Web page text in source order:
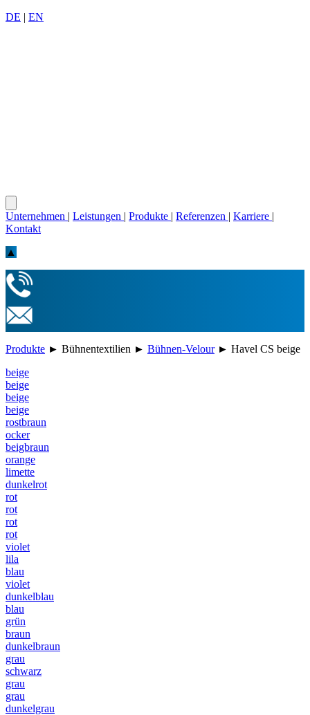
DE | EN
Unternehmen | Leistungen | Produkte | Referenzen | Karriere |
Kontakt
▲
Produkte ► Bühnentextilien ► Bühnen-Velour ► Havel CS beige
beige
beige
beige
beige
rostbraun
ocker
beigbraun
orange
limette
dunkelrot
rot
rot
rot
rot
violet
lila
blau
violet
dunkelblau
blau
grün
braun
dunkelbraun
grau
schwarz
grau
grau
dunkelgrau